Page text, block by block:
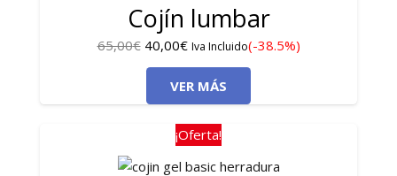
Cojín lumbar
65,00€ El
precio
original
era:
65,00€.
40,00€El
precio
actual
es:
40,00€.
Iva Incluido(-38.5%)
VER MÁS
¡Oferta!